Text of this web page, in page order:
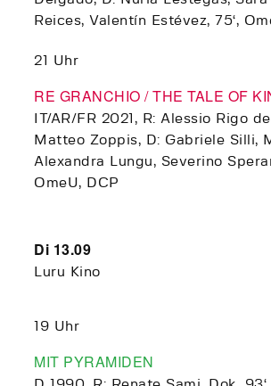
Reices, Valentín Estévez, 75‘,
21 Uhr
RE GRANCHIO / THE TALE OF
IT/AR/FR 2021, R: Alessio Rigo
Matteo Zoppis, D: Gabriele Silli,
Alexandra Lungu, Severino
OmeU, DCP
Di 13.09
Luru Kino
19 Uhr
MIT PYRAMIDEN